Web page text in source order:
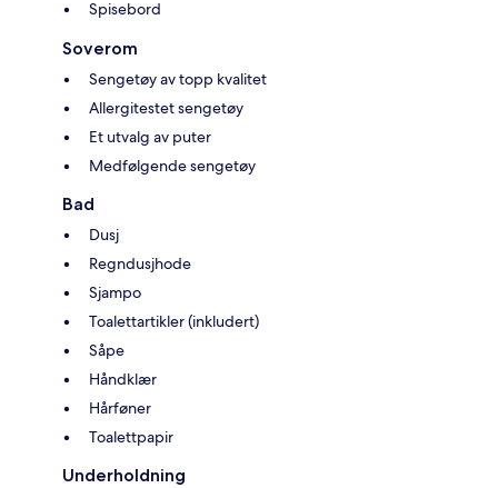
Spisebord
Soverom
Sengetøy av topp kvalitet
Allergitestet sengetøy
Et utvalg av puter
Medfølgende sengetøy
Bad
Dusj
Regndusjhode
Sjampo
Toalettartikler (inkludert)
Såpe
Håndklær
Hårføner
Toalettpapir
Underholdning